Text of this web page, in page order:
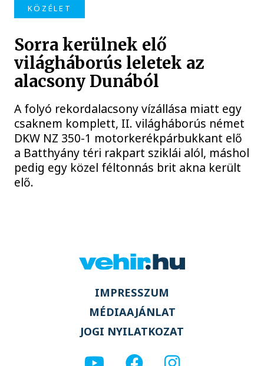
KÖZÉLET
Sorra kerülnek elő
világháborús leletek az
alacsony Dunából
A folyó rekordalacsony vízállása miatt egy
csaknem komplett, II. világháborús német
DKW NZ 350-1 motorkerékpárbukkant elő
a Batthyány téri rakpart sziklái alól, máshol
pedig egy közel féltonnás brit akna került
elő.
IMPRESSZUM
MÉDIAAJÁNLAT
JOGI NYILATKOZAT